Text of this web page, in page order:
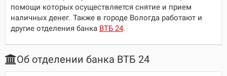
помощи которых осуществляется снятие и прием
наличных денег. Также в городе Вологда работают и
другие отделения банка ВТБ 24.
Об отделении банка ВТБ 24